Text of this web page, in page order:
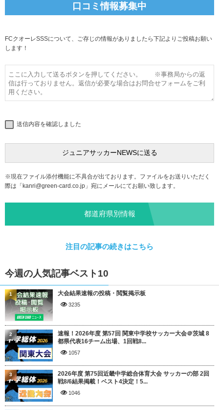
口コミ情報募集中
FCクオーレSSSについて、ご存じの情報がありましたら下記よりご投稿お願い
します！
送信内容を確認しました
※現在ファイル添付機能に不具合が出ております。ファイルをお送りいただく
際は「 kanri@green-card.co.jp 」宛にメールにてお願い致します。
都道府県別情報
注目の記事の続きはこちら
今週の人気記事ベスト10
大会結果速報の投稿・閲覧掲示板
3235
1
速報！2026年度 第57回 関東中学校サッカー大会＠茨城 8
都県代表16チーム出場、1回戦8...
1057
2
2026年度 第75回近畿中学総合体育大会 サッカーの部 2回
戦8/6結果掲載！ベスト4決定！5...
1046
3